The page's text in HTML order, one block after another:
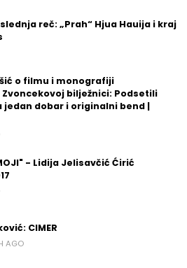
reč: „Prah“ Hjua Hauija i kraj
o filmu i monografiji
bilježnici: Podsetili
jedan dobar i originalni bend |
- Lidija Jelisavčić Ćirić
CIMER
AGO